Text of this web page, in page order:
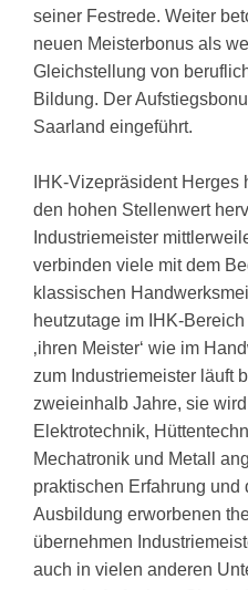
seiner Festrede. Weiter
neuen Meisterbonus als
Gleichstellung von
Bildung. Der
Saarland eingeführt.
IHK-Vizepräsident
den hohen Stellenwert
Industriemeister
verbinden viele mit dem
klassischen
heutzutage im IHK-
‚ihren Meister‘ wie im
zum Industriemeister läuft
zweieinhalb Jahre, sie
Elektrotechnik,
Mechatronik und Metall
praktischen Erfahrung und
Ausbildung erworbenen
übernehmen
auch in vielen anderen